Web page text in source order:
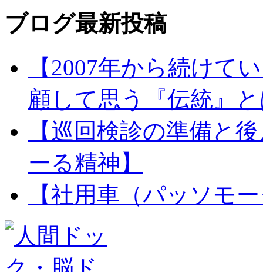
ブログ最新投稿
【2007年から続けて
顧して思う『伝統』
【巡回検診の準備と
ーる精神】
【社用車（パッソモ